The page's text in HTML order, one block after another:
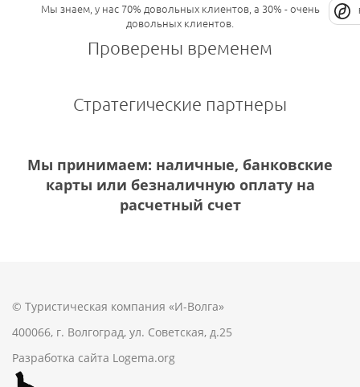
Мы знаем, у нас 70% довольных клиентов, а 30% - очень
довольных клиентов.
Проверены временем
Стратегические партнеры
Мы принимаем: наличные, банковские
карты или безналичную оплату на
расчетный счет
© Туристическая компания «И-Волга»
400066, г. Волгоград, ул. Советская, д.25
Разработка сайта Logema.org